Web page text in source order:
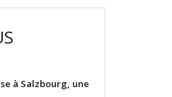
à Salzbourg, une